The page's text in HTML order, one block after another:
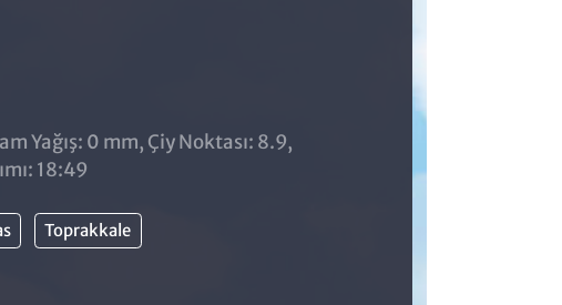
Yağış: 0 mm, Çiy Noktası: 8.9,
18:49
Toprakkale